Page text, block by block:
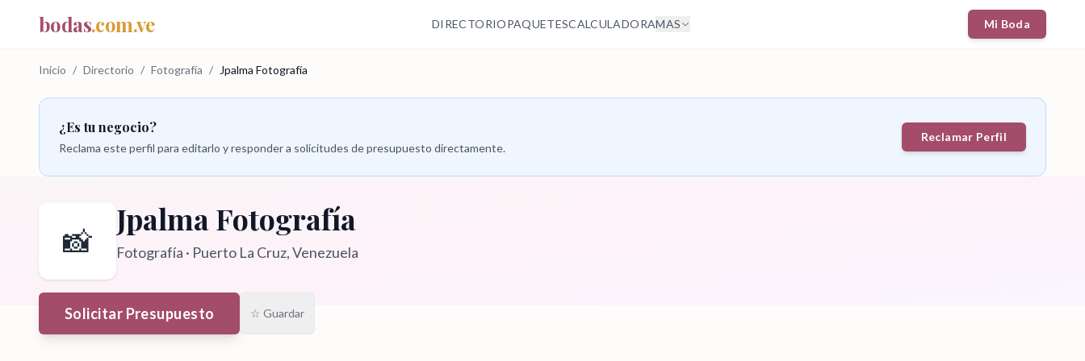
bodas.com.ve DIRECTORIOPAQUETESCALCULADORAMAS Mi Boda
Inicio / Directorio / Fotografía / Jpalma Fotografía
¿Es tu negocio?
Reclama este perfil para editarlo y responder a solicitudes de presupuesto directamente.
Reclamar Perfil
📸
Jpalma Fotografía
Fotografía · Puerto La Cruz, Venezuela
Solicitar Presupuesto ☆ Guardar